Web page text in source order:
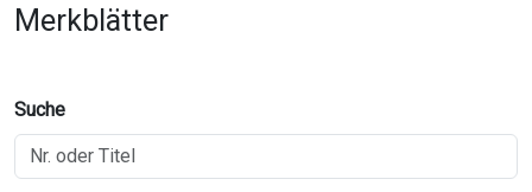
Merkblätter
Suche